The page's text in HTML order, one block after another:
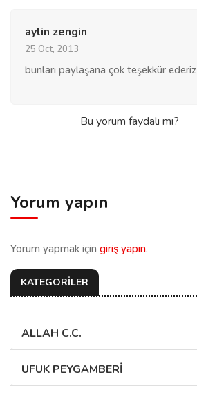
aylin zengin
25 Oct, 2013
bunları paylaşana çok teşekkür ederiz
Bu yorum faydalı mı?
Yorum yapın
Yorum yapmak için giriş yapın.
KATEGORİLER
ALLAH C.C.
UFUK PEYGAMBERİ